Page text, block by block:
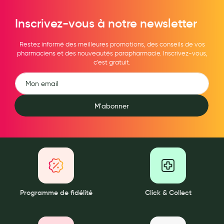
Pour Homme
Crème solaire - Visage et corps
Préservatifs - Gels lubrifiants
Accessoires, coutellerie, brosserie
Bouillottes
Mon bébé
Soins bébé
Inscrivez-vous à notre newsletter
Restez informé des meilleures promotions, des conseils de vos
pharmaciens et des nouveautés parapharmacie. Inscrivez-vous,
c'est gratuit.
M'abonner
Programme de fidélité Click & Collect